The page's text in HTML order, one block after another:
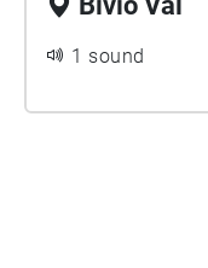
1 sound